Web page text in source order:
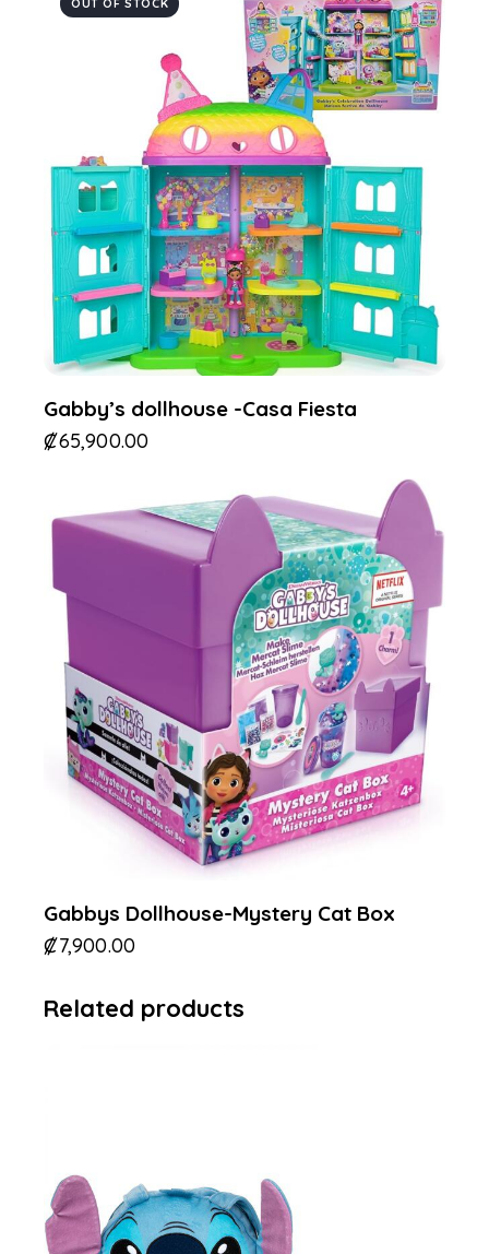
OUT OF STOCK
Gabby’s dollhouse -Casa Fiesta
₡65,900.00
Gabbys Dollhouse-Mystery Cat Box
₡7,900.00
Related products